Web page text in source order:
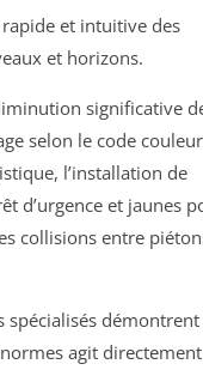
et intuitive des
et horizons.
significative
selon le code couleur
l’installation de
d’urgence et jaunes
collisions entre
spécialisés démontrent
agit directement